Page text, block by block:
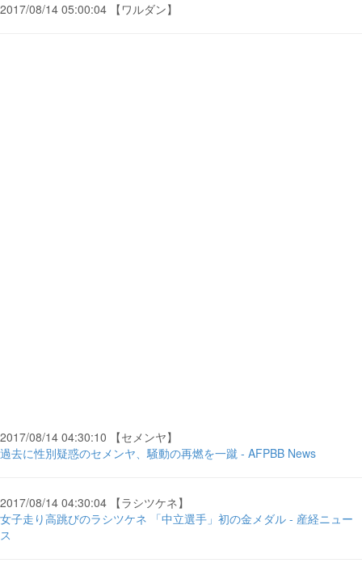
2017/08/14 05:00:04 【ワルダン】
2017/08/14 04:30:10 【セメンヤ】
過去に性別疑惑のセメンヤ、騒動の再燃を一蹴 - AFPBB News
2017/08/14 04:30:04 【ラシツケネ】
女子走り高跳びのラシツケネ 「中立選手」初の金メダル - 産経ニュー
ス